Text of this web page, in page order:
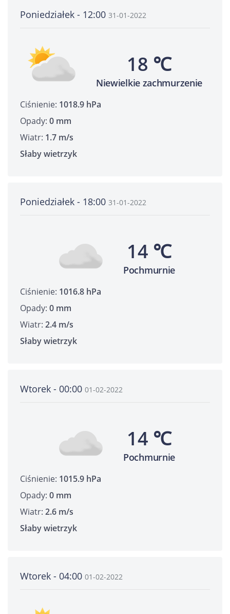
Poniedziałek - 12:00 31-01-2022
18 ℃
Niewielkie zachmurzenie
Ciśnienie: 1018.9 hPa
Opady: 0 mm
Wiatr: 1.7 m/s
Słaby wietrzyk
Poniedziałek - 18:00 31-01-2022
14 ℃
Pochmurnie
Ciśnienie: 1016.8 hPa
Opady: 0 mm
Wiatr: 2.4 m/s
Słaby wietrzyk
Wtorek - 00:00 01-02-2022
14 ℃
Pochmurnie
Ciśnienie: 1015.9 hPa
Opady: 0 mm
Wiatr: 2.6 m/s
Słaby wietrzyk
Wtorek - 04:00 01-02-2022